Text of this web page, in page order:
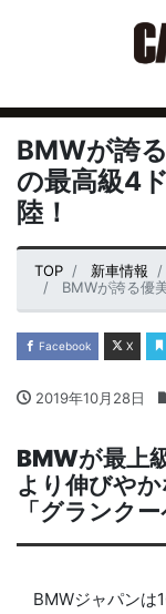
BMWが誇
の最高級4
陸！
TOP 新車情報
BMWが誇る優美で
Facebook X
2019年10月28日
BMWが最上
より伸びや
「グランク
BMWジャパンは